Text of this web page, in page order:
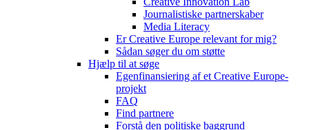
Journalistiske partnerskaber
Media Literacy
Er Creative Europe relevant for mig?
Sådan søger du om støtte
Hjælp til at søge
Egenfinansiering af et Creative Europe-
projekt
FAQ
Find partnere
Forstå den politiske baggrund